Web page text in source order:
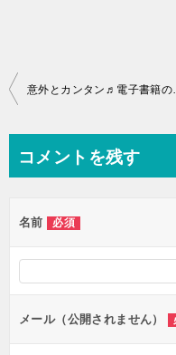
投
ビ
ー
シ
ョ
ン
意外とカンタン♬
コメントを残す
名前 必須
メール（公開されません）